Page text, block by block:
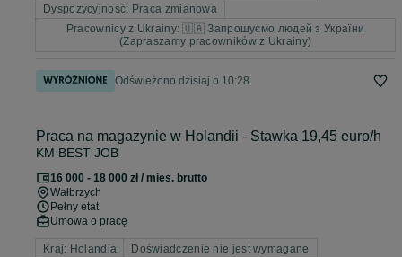
Dyspozycyjność: Praca zmianowa
Pracownicy z Ukrainy: 🇺🇦 Запрошуємо людей з України
(Zapraszamy pracowników z Ukrainy)
Odświeżono dzisiaj o 10:28
Praca na magazynie w Holandii - Stawka 19,45 euro/h
KM BEST JOB
16 000 - 18 000 zł / mies. brutto
Wałbrzych
Pełny etat
Umowa o pracę
Kraj: Holandia
Doświadczenie nie jest wymagane